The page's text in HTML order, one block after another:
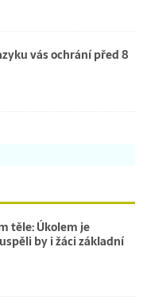
vás ochrání před 8
těle: Úkolem je
by i žáci základní